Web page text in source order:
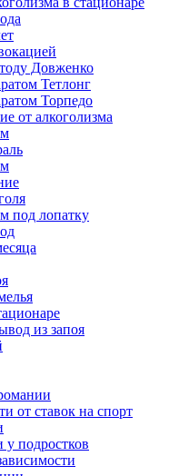
Довженко
Тетлонг
Торпедо
от алкоголизма
под лопатку
из запоя
от ставок на спорт
подростков